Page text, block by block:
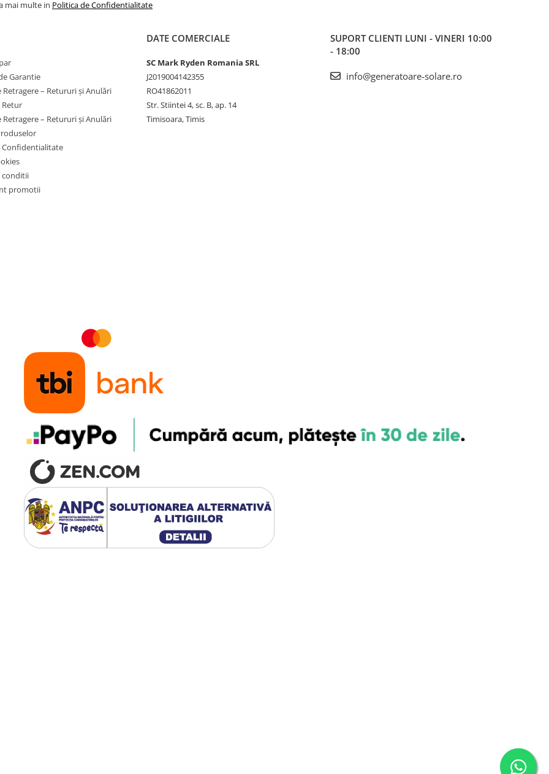
mai multe in Politica de Confidentialitate
Garantie
Retragere – Retururi și Anulări
Retur
Retragere – Retururi și Anulări
Confidentialitate
conditii
promotii
DATE COMERCIALE
SC Mark Ryden Romania SRL
J2019004142355
RO41862011
Str. Stiintei 4, sc. B, ap. 14
Timisoara, Timis
SUPORT CLIENTI LUNI - VINERI 10:00
- 18:00
info@generatoare-solare.ro